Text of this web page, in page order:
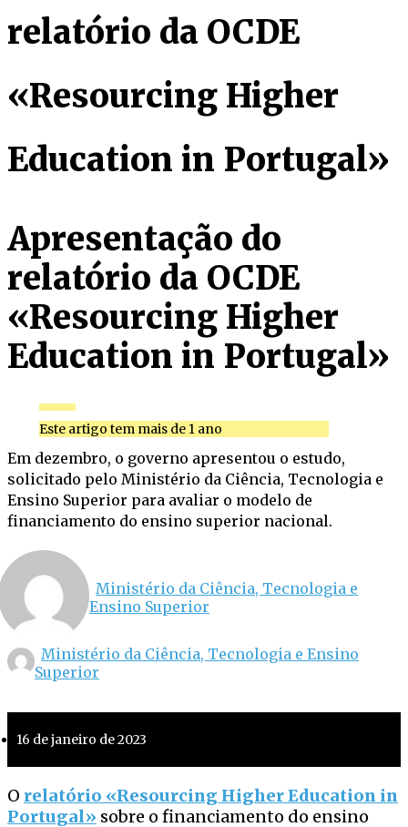
relatório da OCDE
«Resourcing Higher
Education in Portugal»
Apresentação do
relatório da OCDE
«Resourcing Higher
Education in Portugal»
Este artigo tem mais de 1 ano
Em dezembro, o governo apresentou o estudo,
solicitado pelo Ministério da Ciência, Tecnologia e
Ensino Superior para avaliar o modelo de
financiamento do ensino superior nacional.
Ministério da Ciência, Tecnologia e
Ensino Superior
Ministério da Ciência, Tecnologia e Ensino
Superior
16 de janeiro de 2023
O relatório «Resourcing Higher Education in
Portugal» sobre o financiamento do ensino